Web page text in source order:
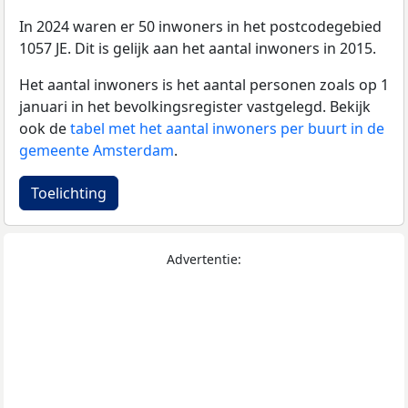
In 2024 waren er 50 inwoners in het postcodegebied
1057 JE. Dit is gelijk aan het aantal inwoners in 2015.
Het aantal inwoners is het aantal personen zoals op 1
januari in het bevolkingsregister vastgelegd. Bekijk
ook detabel met het aantal inwoners per buurt in de
gemeente Amsterdam.
Toelichting
Advertentie: